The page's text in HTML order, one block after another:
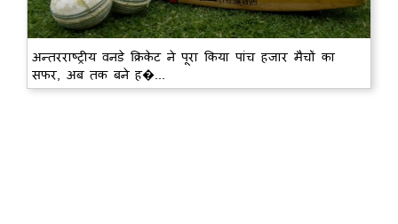
अन्तरराष्ट्रीय वनडे क्रिकेट ने पूरा किया पांच हजार मैचों का
सफर, अब तक बने ह�...